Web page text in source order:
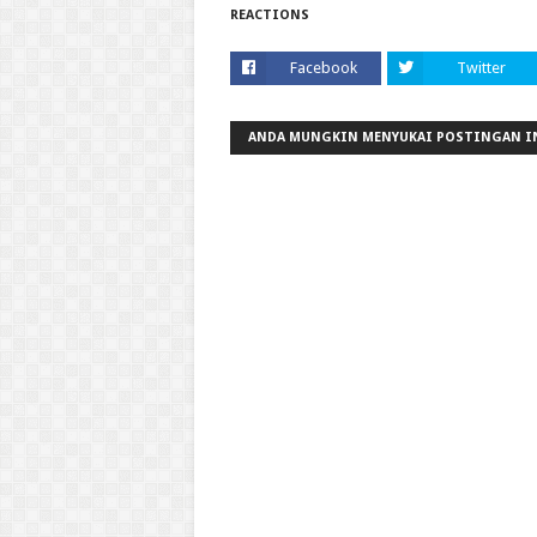
REACTIONS
Facebook Twitter
ANDA MUNGKIN MENYUKAI POSTINGAN